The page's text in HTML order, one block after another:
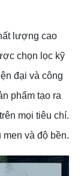
lượng cao
chọn lọc kỹ
đại và công
phẩm tạo ra
mọi tiêu chí.
và độ bền.